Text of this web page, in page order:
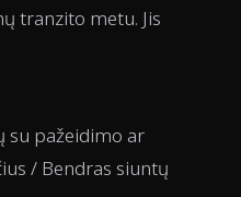
tranzito metu. Jis
su pažeidimo ar
/ Bendras siuntų